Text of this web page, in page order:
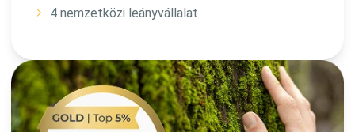
4 nemzetközi leányvállalat